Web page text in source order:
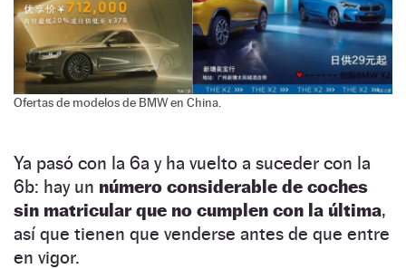
Ofertas de modelos de BMW en China.
Ya pasó con la 6a y ha vuelto a suceder con la
6b: hay un número considerable de coches
sin matricular que no cumplen con la última,
así que tienen que venderse antes de que entre
en vigor.